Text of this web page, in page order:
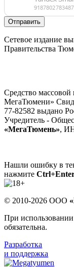
Отправить
Сетевое издание
Правительства
Средство
МегаТюмени»
77-82582 выдано
Учредитель -
«МегаТюмень»,
Нашли ошибку в
нажмите
© 2010-2026 ООО
При
обязательна.
Разработка
и поддержка